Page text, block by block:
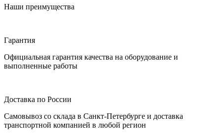
Наши преимущества
Гарантия
Официальная гарантия качества на оборудование и
выполненные работы
Доставка по России
Самовывоз со склада в Санкт-Петербурге и доставка
транспортной компанией в любой регион